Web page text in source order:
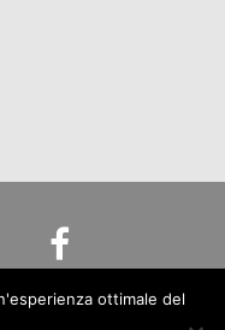
- p.iva 04265690158
ottimale del